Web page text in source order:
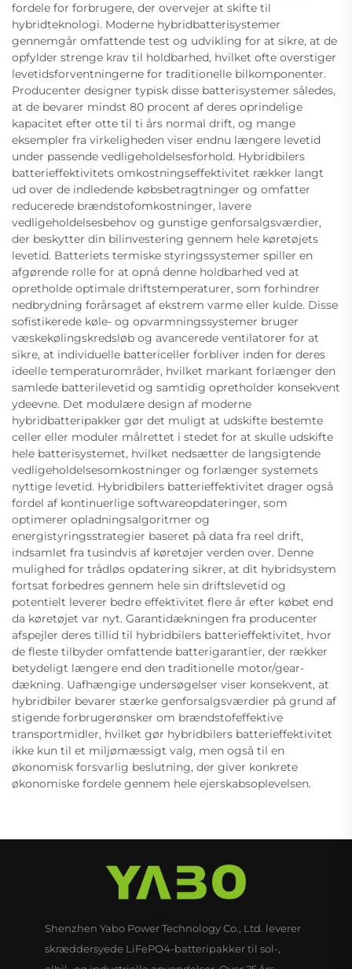
fordele for forbrugere, der overvejer at skifte til
hybridteknologi. Moderne hybridbatterisystemer
gennemgår omfattende test og udvikling for at sikre, at de
opfylder strenge krav til holdbarhed, hvilket ofte overstiger
levetidsforventningerne for traditionelle bilkomponenter.
Producenter designer typisk disse batterisystemer således,
at de bevarer mindst 80 procent af deres oprindelige
kapacitet efter otte til ti års normal drift, og mange
eksempler fra virkeligheden viser endnu længere levetid
under passende vedligeholdelsesforhold. Hybridbilers
batterieffektivitets omkostningseffektivitet rækker langt
ud over de indledende købsbetragtninger og omfatter
reducerede brændstofomkostninger, lavere
vedligeholdelsesbehov og gunstige genforsalgsværdier,
der beskytter din bilinvestering gennem hele køretøjets
levetid. Batteriets termiske styringssystemer spiller en
afgørende rolle for at opnå denne holdbarhed ved at
opretholde optimale driftstemperaturer, som forhindrer
nedbrydning forårsaget af ekstrem varme eller kulde. Disse
sofistikerede køle- og opvarmningssystemer bruger
væskekølingskredsløb og avancerede ventilatorer for at
sikre, at individuelle battericeller forbliver inden for deres
ideelle temperaturområder, hvilket markant forlænger den
samlede batterilevetid og samtidig opretholder konsekvent
ydeevne. Det modulære design af moderne
hybridbatteripakker gør det muligt at udskifte bestemte
celler eller moduler målrettet i stedet for at skulle udskifte
hele batterisystemet, hvilket nedsætter de langsigtende
vedligeholdelsesomkostninger og forlænger systemets
nyttige levetid. Hybridbilers batterieffektivitet drager også
fordel af kontinuerlige softwareopdateringer, som
optimerer opladningsalgoritmer og
energistyringsstrategier baseret på data fra reel drift,
indsamlet fra tusindvis af køretøjer verden over. Denne
mulighed for trådløs opdatering sikrer, at dit hybridsystem
fortsat forbedres gennem hele sin driftslevetid og
potentielt leverer bedre effektivitet flere år efter købet end
da køretøjet var nyt. Garantidækningen fra producenter
afspejler deres tillid til hybridbilers batterieffektivitet, hvor
de fleste tilbyder omfattende batterigarantier, der rækker
betydeligt længere end den traditionelle motor/gear-
dækning. Uafhængige undersøgelser viser konsekvent, at
hybridbiler bevarer stærke genforsalgsværdier på grund af
stigende forbrugerønsker om brændstofeffektive
transportmidler, hvilket gør hybridbilers batterieffektivitet
ikke kun til et miljømæssigt valg, men også til en
økonomisk forsvarlig beslutning, der giver konkrete
økonomiske fordele gennem hele ejerskabsoplevelsen.
Shenzhen Yabo Power Technology Co., Ltd. leverer
skræddersyede LiFePO4-batteripakker til sol-,